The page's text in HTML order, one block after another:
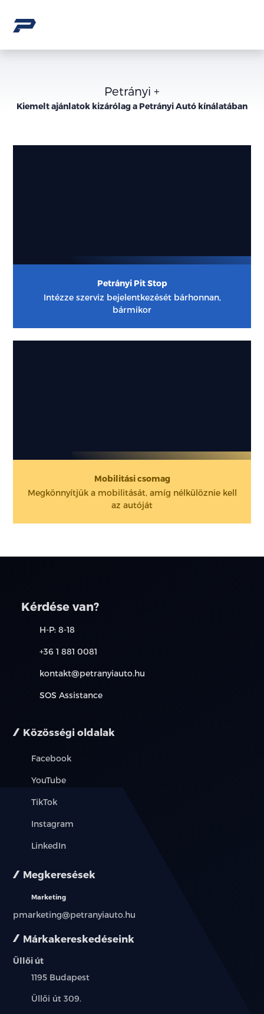
Petrányi +
Kiemelt ajánlatok kizárólag a Petrányi Autó kínálatában
Petrányi Pit Stop
Intézze szerviz bejelentkezését bárhonnan,
bármikor
Mobilitási csomag
Megkönnyítjük a mobilitását, amíg nélkülöznie kell
az autóját
Márkakereskedéseink
Üllői út
Település:
1195 Budapest
Cím:
Üllői út 309.
Kérdése van?
H-P: 8-18
+36 1 881 0081
kontakt@petranyiauto.hu
SOS Assistance
Közösségi oldalak
Facebook
YouTube
TikTok
Instagram
LinkedIn
Megkeresések
Marketing
pmarketing@petranyiauto.hu